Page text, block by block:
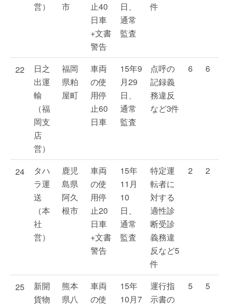
営）
市
止40
日車
+文書
警告
日、
通常
監査
件
22
日之
出運
輸
（福
岡支
店
営）
福岡
県粕
屋町
車両
の使
用停
止60
日車
15年9
月29
日、
通常
監査
点呼の
記録義
務違反
など3件
6 6
24
タハ
ラ運
送
（本
社
営）
鹿児
島県
阿久
根市
車両
の使
用停
止20
日車
+文書
警告
15年
11月
10
日、
通常
監査
特定運
転者に
対する
適性診
断受診
義務違
反など5
件
2 2
25
新開
貨物
熊本
県八
車両
の使
15年
10月7
運行指
示書の
5 5